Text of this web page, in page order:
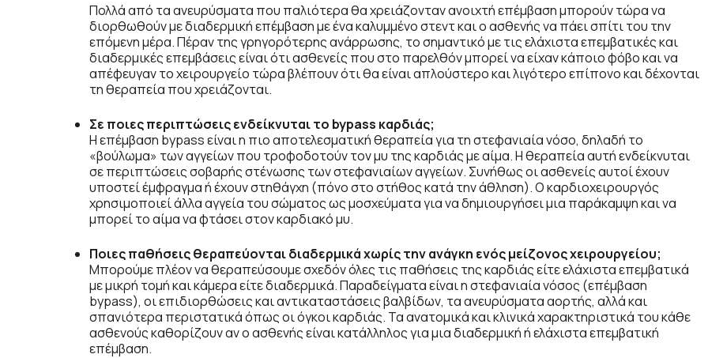
Πολλά από τα ανευρύσματα που παλιότερα θα χρειάζονταν ανοιχτή επέμβαση μπορούν τώρα να
διορθωθούν με διαδερμική επέμβαση με ένα καλυμμένο στεντ και ο ασθενής να πάει σπίτι του την
επόμενη μέρα. Πέραν της γρηγορότερης ανάρρωσης, το σημαντικό με τις ελάχιστα επεμβατικές και
διαδερμικές επεμβάσεις είναι ότι ασθενείς που στο παρελθόν μπορεί να είχαν κάποιο φόβο και να
απέφευγαν το χειρουργείο τώρα βλέπουν ότι θα είναι απλούστερο και λιγότερο επίπονο και δέχονται
τη θεραπεία που χρειάζονται.
Σε ποιες περιπτώσεις ενδείκνυται το bypass καρδιάς;
Η επέμβαση bypass είναι η πιο αποτελεσματική θεραπεία για τη στεφανιαία νόσο, δηλαδή το
«βούλωμα» των αγγείων που τροφοδοτούν τον μυ της καρδιάς με αίμα. Η θεραπεία αυτή ενδείκνυται
σε περιπτώσεις σοβαρής στένωσης των στεφανιαίων αγγείων. Συνήθως οι ασθενείς αυτοί έχουν
υποστεί έμφραγμα ή έχουν στηθάγχη (πόνο στο στήθος κατά την άθληση). Ο καρδιοχειρουργός
χρησιμοποιεί άλλα αγγεία του σώματος ως μοσχεύματα για να δημιουργήσει μια παράκαμψη και να
μπορεί το αίμα να φτάσει στον καρδιακό μυ.
Ποιες παθήσεις θεραπεύονται διαδερμικά χωρίς την ανάγκη ενός μείζονος χειρουργείου;
Μπορούμε πλέον να θεραπεύσουμε σχεδόν όλες τις παθήσεις της καρδιάς είτε ελάχιστα επεμβατικά
με μικρή τομή και κάμερα είτε διαδερμικά. Παραδείγματα είναι η στεφανιαία νόσος (επέμβαση
bypass), οι επιδιορθώσεις και αντικαταστάσεις βαλβίδων, τα ανευρύσματα αορτής, αλλά και
σπανιότερα περιστατικά όπως οι όγκοι καρδιάς. Τα ανατομικά και κλινικά χαρακτηριστικά του κάθε
ασθενούς καθορίζουν αν ο ασθενής είναι κατάλληλος για μια διαδερμική ή ελάχιστα επεμβατική
επέμβαση.